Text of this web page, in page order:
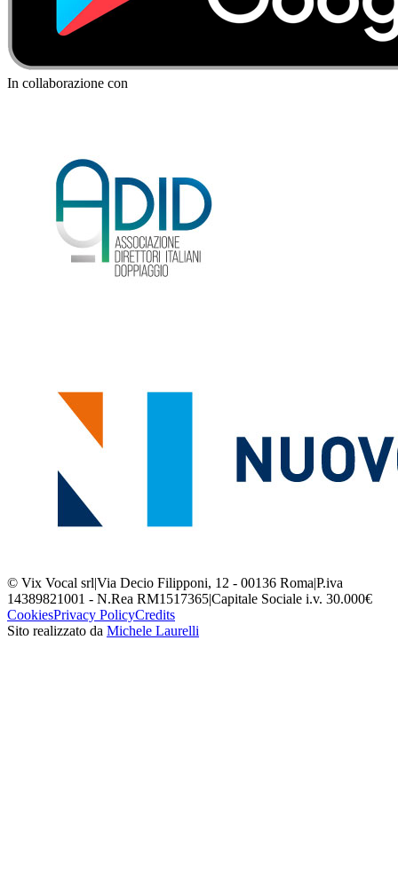
In collaborazione con
© Vix Vocal srl|Via Decio Filipponi, 12 - 00136 Roma|P.iva
14389821001 - N.Rea RM1517365|Capitale Sociale i.v. 30.000€
CookiesPrivacy PolicyCredits
Sito realizzato da Michele Laurelli